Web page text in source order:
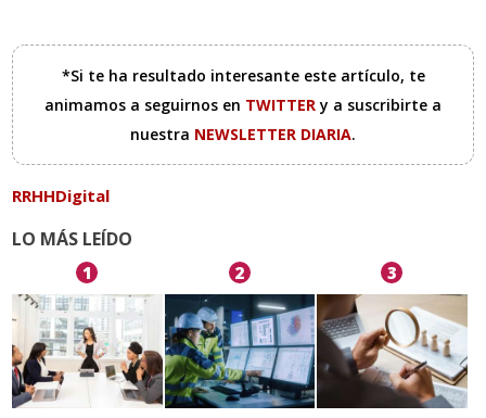
*Si te ha resultado interesante este artículo, te
animamos a seguirnos en TWITTERy a suscribirte a
nuestra NEWSLETTER DIARIA.
RRHHDigital
LO MÁS LEÍDO
1 2 3